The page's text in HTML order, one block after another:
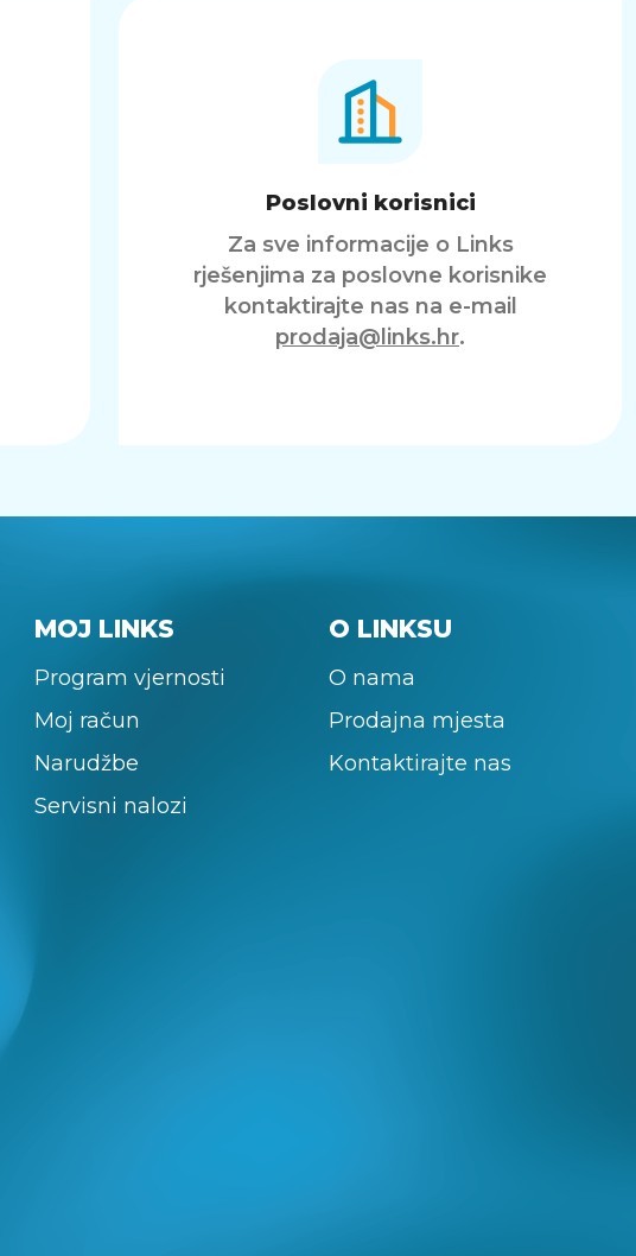
Poslovni korisnici
Za sve informacije o Links
rješenjima za poslovne korisnike
kontaktirajte nas na e-mail
prodaja@links.hr.
MOJ LINKS
Program vjernosti
Moj račun
Narudžbe
Servisni nalozi
O LINKSU
O nama
Prodajna mjesta
Kontaktirajte nas